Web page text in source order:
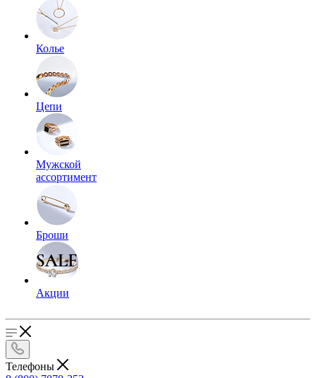
Колье
Цепи
Мужской
ассортимент
Броши
Акции
Телефоны